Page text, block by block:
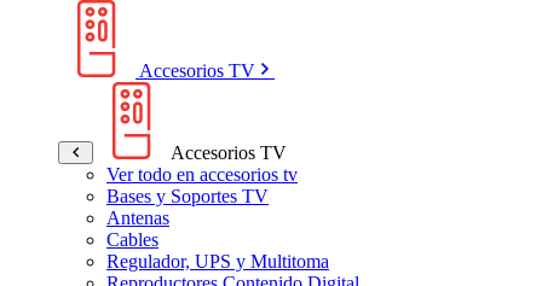
Accesorios TV
Accesorios TV
Ver todo en accesorios tv
Bases y Soportes TV
Antenas
Cables
Regulador, UPS y Multitoma